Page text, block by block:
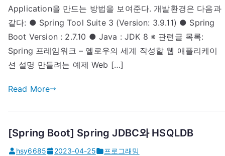
와
HSQLDB
Application을 만드는 방법을 보여준다. 개발환경은 다음과
같다: ● Spring Tool Suite 3 (Version: 3.9.11) ● Spring
Boot Version : 2.7.10 ● Java : JDK 8 ※ 관련글 목록:
Spring 프레임워크 – 옐로우의 세계 작성할 웹 애플리케이
션 설명 만들려는 예제 Web […]
Read More
[Spring Boot] Spring JDBC와 HSQLDB
hsy6685 2023-04-25
프로그래밍